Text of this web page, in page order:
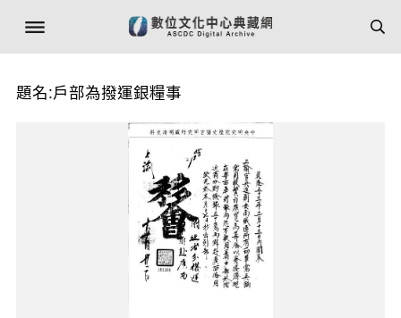
題名:戶部為撥運銀糧事